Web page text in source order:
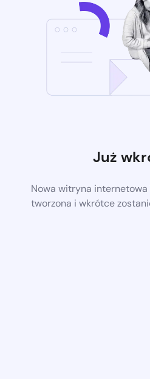
Już
Nowa witryna internetowa
tworzona i wkrótce